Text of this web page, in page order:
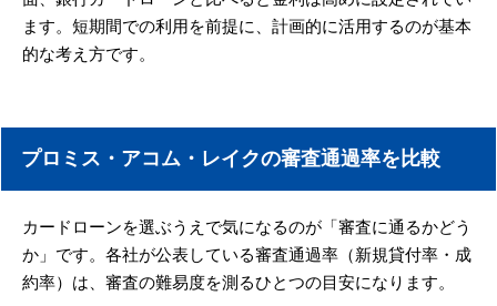
ます。短期間での利用を前提に、計画的に活用するのが基本
的な考え方です。
プロミス・アコム・レイクの審査通過率を比較
カードローンを選ぶうえで気になるのが「審査に通るかどう
か」です。各社が公表している審査通過率（新規貸付率・成
約率）は、審査の難易度を測るひとつの目安になります。